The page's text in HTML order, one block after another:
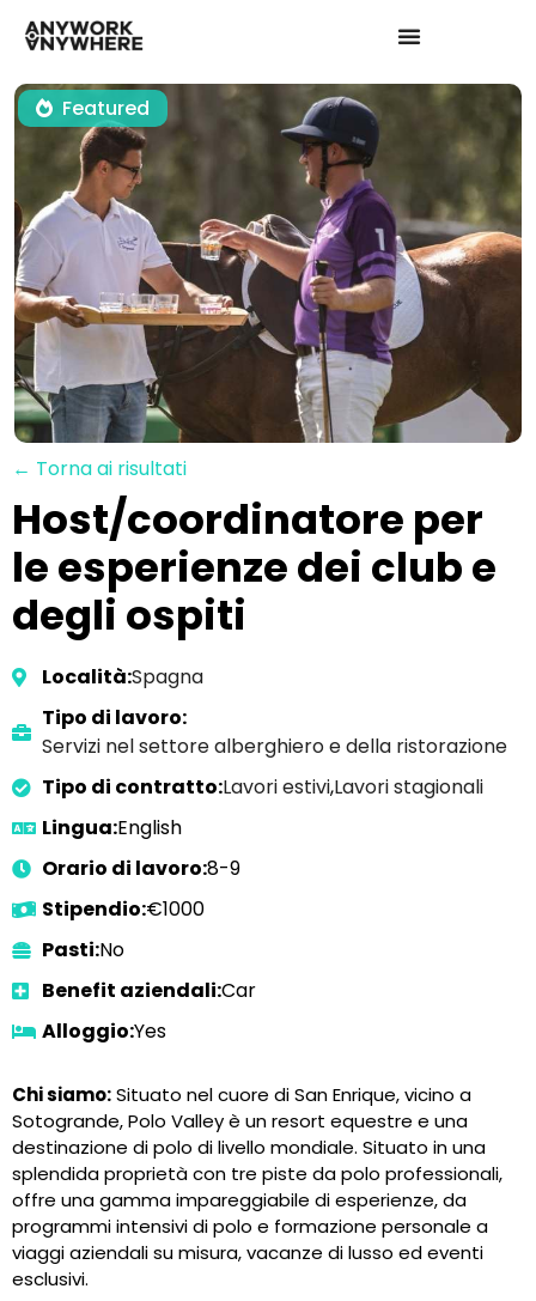
Featured
← Torna ai risultati
Host/coordinatore per
le esperienze dei club e
degli ospiti
Località:Spagna
Tipo di lavoro:
Servizi nel settore alberghiero e della ristorazione
Tipo di contratto:Lavori estivi,Lavori stagionali
Lingua:English
Orario di lavoro:8-9
Stipendio:€1000
Pasti:No
Benefit aziendali:Car
Alloggio:Yes
Chi siamo:Situato nel cuore di San Enrique, vicino a
Sotogrande, Polo Valley è un resort equestre e una
destinazione di polo di livello mondiale. Situato in una
splendida proprietà con tre piste da polo professionali,
offre una gamma impareggiabile di esperienze, da
programmi intensivi di polo e formazione personale a
viaggi aziendali su misura, vacanze di lusso ed eventi
esclusivi.